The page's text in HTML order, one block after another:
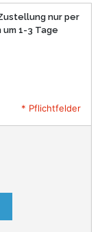
nur per
1-3 Tage
* Pflichtfelder